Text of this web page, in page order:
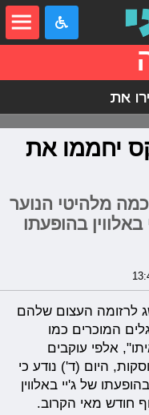
את
יחממו את
מלהיטי הנוער
בהופעתו
לרזומה העצום שלהם
המוכרים כמו
אלפי עוקבים
היום (ד') נודע כי
של ג'יי באלווין
חודש מאי הקרוב.